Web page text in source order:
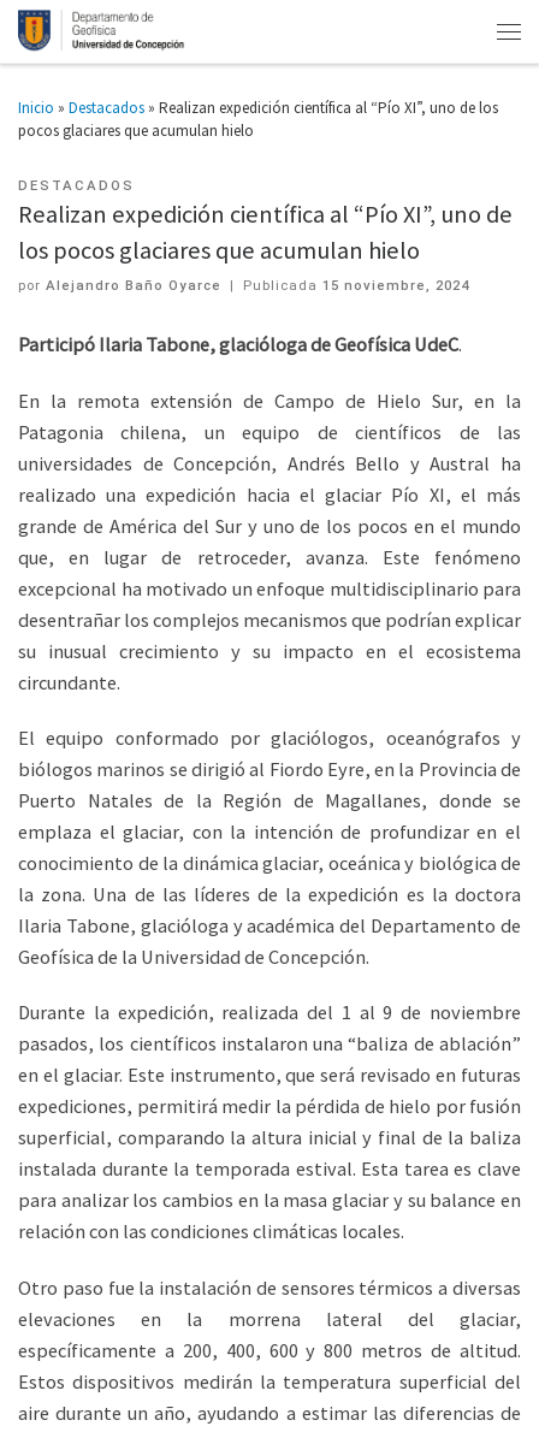
Inicio » Destacados » Realizan expedición científica al “Pío XI”, uno de los
pocos glaciares que acumulan hielo
DESTACADOS
Realizan expedición científica al “Pío XI”, uno de
los pocos glaciares que acumulan hielo
por Alejandro Baño Oyarce | Publicada15 noviembre, 2024
Participó Ilaria Tabone, glacióloga de Geofísica UdeC.
En la remota extensión de Campo de Hielo Sur, en la
Patagonia chilena, un equipo de científicos de las
universidades de Concepción, Andrés Bello y Austral ha
realizado una expedición hacia el glaciar Pío XI, el más
grande de América del Sur y uno de los pocos en el mundo
que, en lugar de retroceder, avanza. Este fenómeno
excepcional ha motivado un enfoque multidisciplinario para
desentrañar los complejos mecanismos que podrían explicar
su inusual crecimiento y su impacto en el ecosistema
circundante.
El equipo conformado por glaciólogos, oceanógrafos y
biólogos marinos se dirigió al Fiordo Eyre, en la Provincia de
Puerto Natales de la Región de Magallanes, donde se
emplaza el glaciar, con la intención de profundizar en el
conocimiento de la dinámica glaciar, oceánica y biológica de
la zona. Una de las líderes de la expedición es la doctora
Ilaria Tabone, glacióloga y académica del Departamento de
Geofísica de la Universidad de Concepción.
Durante la expedición, realizada del 1 al 9 de noviembre
pasados, los científicos instalaron una “baliza de ablación”
en el glaciar. Este instrumento, que será revisado en futuras
expediciones, permitirá medir la pérdida de hielo por fusión
superficial, comparando la altura inicial y final de la baliza
instalada durante la temporada estival. Esta tarea es clave
para analizar los cambios en la masa glaciar y su balance en
relación con las condiciones climáticas locales.
Otro paso fue la instalación de sensores térmicos a diversas
elevaciones en la morrena lateral del glaciar,
específicamente a 200, 400, 600 y 800 metros de altitud.
Estos dispositivos medirán la temperatura superficial del
aire durante un año, ayudando a estimar las diferencias de